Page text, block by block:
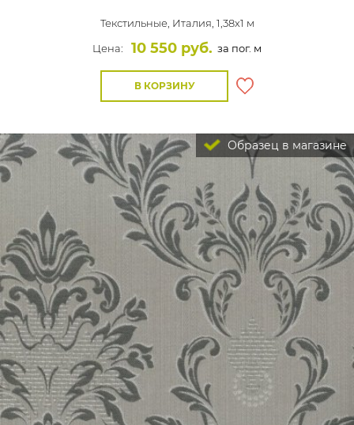
Текстильные, Италия, 1,38x1 м
Цена:
10 550 руб. за пог. м
В КОРЗИНУ
Образец в магазине